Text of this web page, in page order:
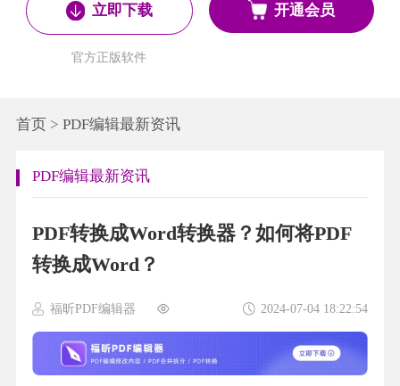
立即下载
官方正版软件
开通会员
首页> PDF编辑最新资讯
PDF编辑最新资讯
PDF转换成Word转换器？如何将PDF
转换成Word？
福昕PDF编辑器 2024-07-04 18:22:54